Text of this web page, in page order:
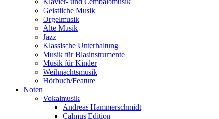
Klavier- und Cembalomusik
Geistliche Musik
Orgelmusik
Alte Musik
Jazz
Klassische Unterhaltung
Musik für Blasinstrumente
Musik für Kinder
Weihnachtsmusik
Hörbuch/Feature
Noten
Vokalmusik
Andreas Hammerschmidt
Calmus Edition